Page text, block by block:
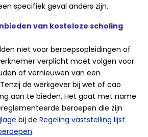
specifiek geval anders zijn.
van kosteloze scholing
niet voor beroepsopleidingen of
verplicht moet volgen voor
of vernieuwen van een
de werkgever bij wet of cao
aan te bieden. Het gaat met name
beroepen die zijn
bij de Regeling vaststelling lijst
.